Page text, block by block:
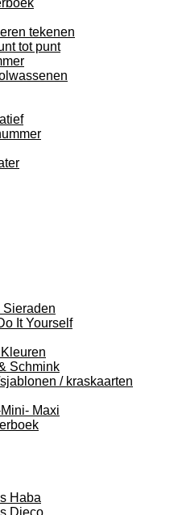
tekenen
tot punt
Sieraden
It Yourself
Schmink
/ kraskaarten
Maxi
Haba
Djeco